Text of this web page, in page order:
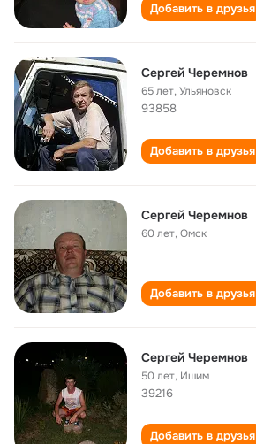
Добавить в друзья
Сергей Черемнов
65 лет,Ульяновск
93858
Добавить в друзья
Сергей Черемнов
60 лет,Омск
Добавить в друзья
Сергей Черемнов
50 лет, Ишим
39216
Добавить в друзья